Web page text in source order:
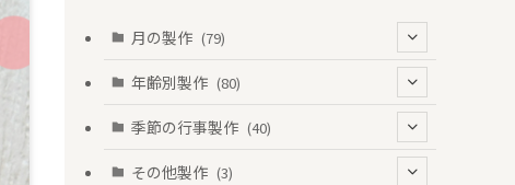
月の製作 (79)
(6)
(5)
(22)
年齢別製作 (80)
(16)
(19)
季節の行事製作 (40)
(2)
その他製作 (3)